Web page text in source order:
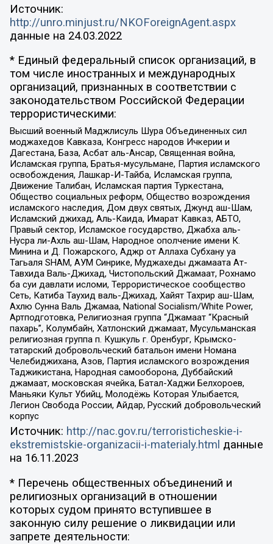
Источник:
http://unro.minjust.ru/NKOForeignAgent.aspx
данные на 24.03.2022
* Единый федеральный список организаций, в
том числе иностранных и международных
организаций, признанных в соответствии с
законодательством Российской Федерации
террористическими:
Высший военный Маджлисуль Шура Объединенных сил
моджахедов Кавказа, Конгресс народов Ичкерии и
Дагестана, База, Асбат аль-Ансар, Священная война,
Исламская группа, Братья-мусульмане, Партия исламского
освобождения, Лашкар-И-Тайба, Исламская группа,
Движение Талибан, Исламская партия Туркестана,
Общество социальных реформ, Общество возрождения
исламского наследия, Дом двух святых, Джунд аш-Шам,
Исламский джихад, Аль-Каида, Имарат Кавказ, АБТО,
Правый сектор, Исламское государство, Джабха аль-
Нусра ли-Ахль аш-Шам, Народное ополчение имени К.
Минина и Д. Пожарского, Аджр от Аллаха Субхану уа
Тагьаля SHAM, АУМ Синрике, Муджахеды джамаата Ат-
Тавхида Валь-Джихад, Чистопольский Джамаат, Рохнамо
ба суи давлати исломи, Террористическое сообщество
Сеть, Катиба Таухид валь-Джихад, Хайят Тахрир аш-Шам,
Ахлю Сунна Валь Джамаа, National Socialism/White Power,
Артподготовка, Религиозная группа “Джамаат “Красный
пахарь”, Колумбайн, Хатлонский джамаат, Мусульманская
религиозная группа п. Кушкуль г. Оренбург, Крымско-
татарский добровольческий батальон имени Номана
Челебиджихана, Азов, Партия исламского возрождения
Таджикистана, Народная самооборона, Дуббайский
джамаат, московская ячейка, Батал-Хаджи Белхороев,
Маньяки Культ Убийц, Молодёжь Которая Улыбается,
Легион Свобода России, Айдар, Русский добровольческий
корпус
Источник: http://nac.gov.ru/terroristicheskie-i-
ekstremistskie-organizacii-i-materialy.html данные
на 16.11.2023
* Перечень общественных объединений и
религиозных организаций в отношении
которых судом принято вступившее в
законную силу решение о ликвидации или
запрете деятельности: